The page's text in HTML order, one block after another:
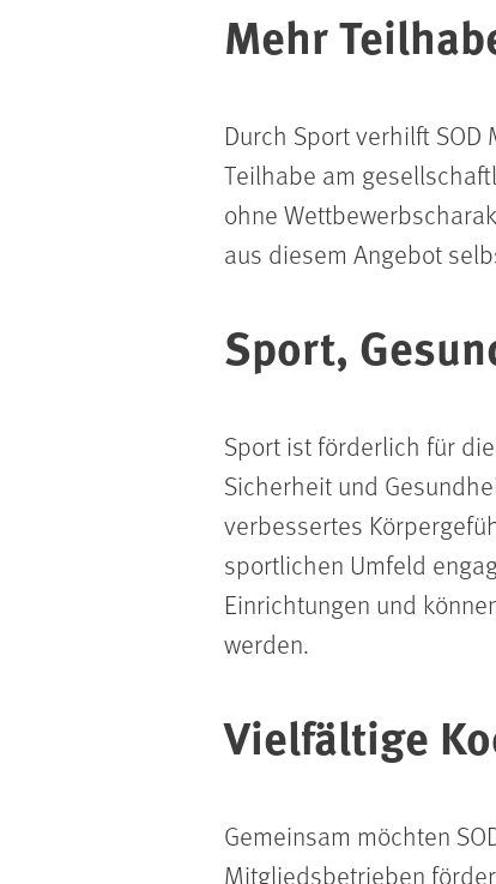
Mehr
Durch Sport verhilft
Teilhabe am
ohne
aus diesem Angebot
Sport,
Sport ist förderlich für
Sicherheit und
verbessertes
sportlichen Umfeld
Einrichtungen und
werden.
Vielfältige
Gemeinsam möchten
Mitgliedsbetrieben